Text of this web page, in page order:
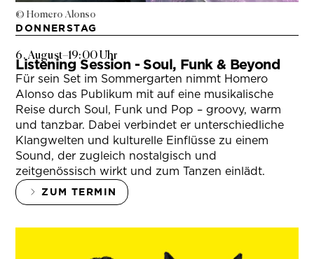
© Homero Alonso
DONNERSTAG
6. August–19:00 Uhr
Listening Session - Soul, Funk & Beyond
Für sein Set im Sommergarten nimmt Homero
Alonso das Publikum mit auf eine musikalische
Reise durch Soul, Funk und Pop – groovy, warm
und tanzbar. Dabei verbindet er unterschiedliche
Klangwelten und kulturelle Einflüsse zu einem
Sound, der zugleich nostalgisch und
zeitgenössisch wirkt und zum Tanzen einlädt.
ZUM TERMIN